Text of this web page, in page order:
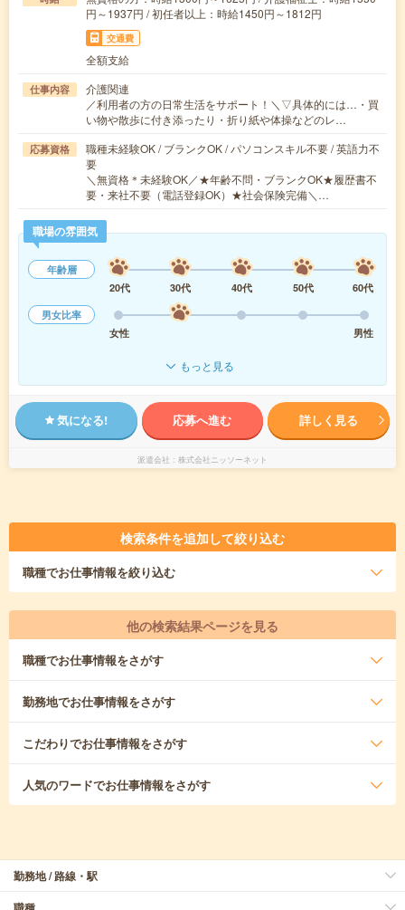
円～1937円 / 初任者以上：時給1450円～1812円
交通費
全額支給
仕事内容
介護関連
／利用者の方の日常生活をサポート！＼▽具体的には…・買
い物や散歩に付き添ったり・折り紙や体操などのレ…
応募資格
職種未経験OK / ブランクOK / パソコンスキル不要 / 英語力不
要
＼無資格＊未経験OK／★年齢不問・ブランクOK★履歴書不
要・来社不要（電話登録OK）★社会保険完備＼…
職場の雰囲気
年齢層
20代
30代 40代 50代
60代
男女比率
女性
男性
もっと見る
気になる! 応募へ進む 詳しく見る
派遣会社 株式会社ニッソーネット
検索条件を追加して絞り込む
職種でお仕事情報を絞り込む
他の検索結果ページを見る
職種でお仕事情報をさがす
勤務地でお仕事情報をさがす
こだわりでお仕事情報をさがす
人気のワードでお仕事情報をさがす
勤務地 / 路線・駅